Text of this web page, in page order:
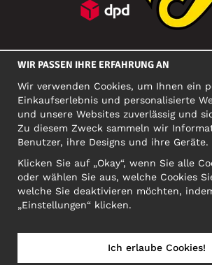
SOZIALE MEDIEN
FIRMA
Motley Denim Europe
Narva mnt 5, EE-10117
Org: 12356245, VAT:
ACHTUNG! Produktrücksendungen nicht
schicken!
WIR PASSEN IHRE ERFAHRUNG AN
Wir verwenden Cookies, um Ihnen ein
Einkaufserlebnis und personalisierte
und unsere Websites zuverlässig und
Zu diesem Zweck sammeln wir
Benutzer, ihre Designs und ihre Geräte.
Klicken Sie auf „Okay“, wenn Sie alle
oder wählen Sie aus, welche Cookies
welche Sie deaktivieren möchten,
„Einstellungen“ klicken.
Ich erlaube Cookies!